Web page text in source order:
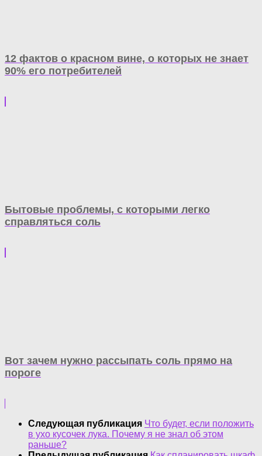
12 фактов о красном вине, о которых не знает
90% его потребителей
Бытовые проблемы, с которыми легко
справляться соль
Вот зачем нужно рассыпать соль прямо на
пороге
Следующая публикация Что будет, если положить
в ухо кусочек лука. Почему я не знал об этом
раньше?